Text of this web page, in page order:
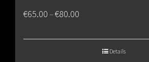
€65.00–€80.00
Details